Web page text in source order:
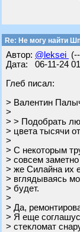
Re: Не могу найти
Автор: @leksei
Дата: 06-11-24
Глеб писал:
> Валентин
>
> > Подобрать
> цвета тысячи
>
> С некоторым
> совсем
> же Силайна их
> вглядываясь
> будет.
>
> Да,
> Я еще
> стекломат